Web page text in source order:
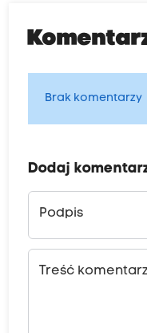
Brak komentarzy
Dodaj
Podpis
Treść